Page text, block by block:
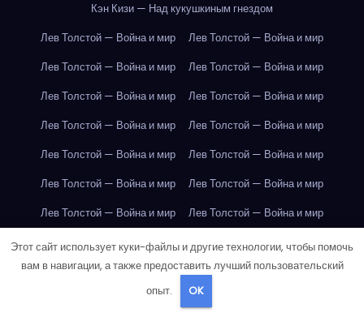
Кэн Кизи — Над кукушкиным гнездом
Лев Толстой — Война и мир
Лев Толстой — Война и мир
Лев Толстой — Война и мир
Лев Толстой — Война и мир
Лев Толстой — Война и мир
Лев Толстой — Война и мир
Лев Толстой — Война и мир
Лев Толстой — Война и мир
Лев Толстой — Война и мир
Лев Толстой — Война и мир
Лев Толстой — Война и мир
Лев Толстой — Война и мир
Лев Толстой — Война и мир
Лев Толстой — Война и мир
Лев Толстой — Война и мир
Лев Толстой — Война и мир
Лев Толстой — Война и мир
Лев Толстой — Война и мир
Этот сайт использует куки-файлы и другие технологии, чтобы помочь
вам в навигации, а также предоставить лучший пользовательский
опыт.
OK